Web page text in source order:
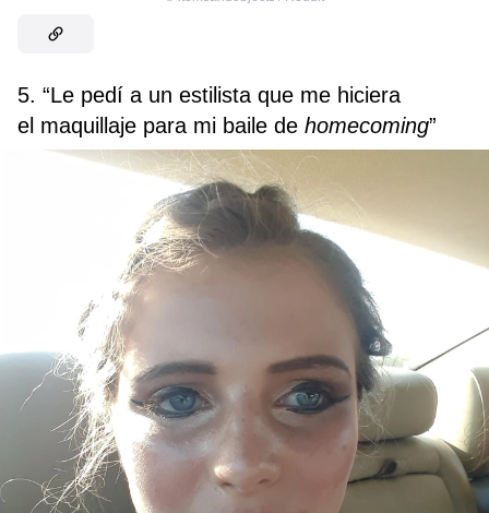
5. “Le pedí a un estilista que me hiciera
el maquillaje para mi baile de homecoming”